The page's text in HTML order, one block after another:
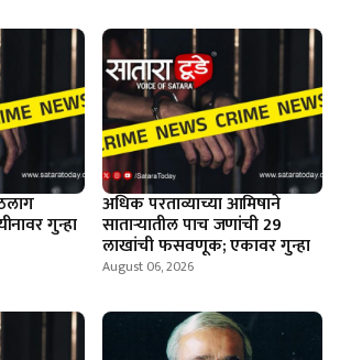
गुन्हा
अधिक परताव्याच्या आमिषाने
साताऱ्यातील पाच जणांची 29
लाखांची फसवणूक; एकावर गुन्हा
August 06, 2026